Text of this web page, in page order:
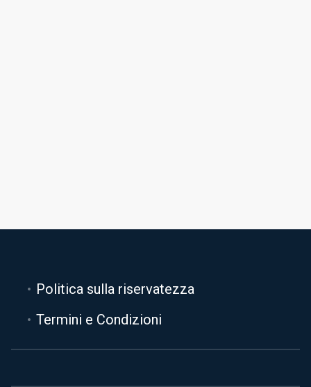
Politica sulla riservatezza
Termini e Condizioni